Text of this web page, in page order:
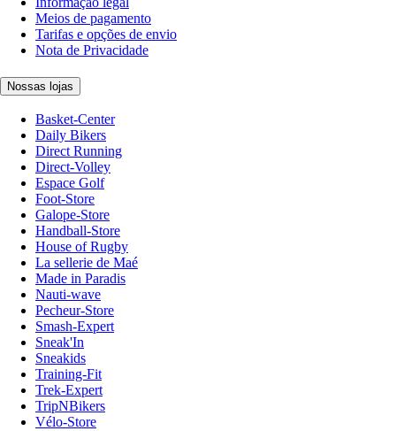
Meios de pagamento
Tarifas e opções de envio
Nota de Privacidade
Nossas lojas
Basket-Center
Daily Bikers
Direct Running
Direct-Volley
Espace Golf
Foot-Store
Galope-Store
Handball-Store
House of Rugby
La sellerie de Maé
Made in Paradis
Nauti-wave
Pecheur-Store
Smash-Expert
Sneak'In
Sneakids
Training-Fit
Trek-Expert
TripNBikers
Vélo-Store